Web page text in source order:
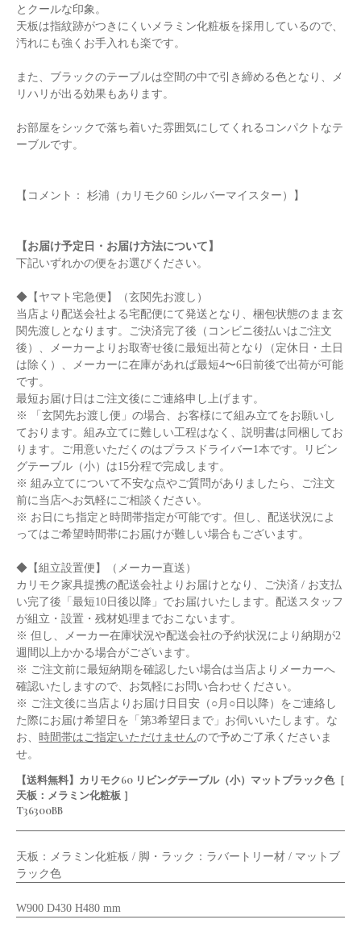
とクールな印象。
天板は指紋跡がつきにくいメラミン化粧板を採用しているので、
汚れにも強くお手入れも楽です。
また、ブラックのテーブルは空間の中で引き締める色となり、メ
リハリが出る効果もあります。
お部屋をシックで落ち着いた雰囲気にしてくれるコンパクトなテ
ーブルです。
【コメント： 杉浦（カリモク60 シルバーマイスター）】
【お届け予定日・お届け方法について】
下記いずれかの便をお選びください。
◆【ヤマト宅急便】（玄関先お渡し）
当店より配送会社よる宅配便にて発送となり、梱包状態のまま玄
関先渡しとなります。ご決済完了後（コンビニ後払いはご注文
後）、メーカーよりお取寄せ後に最短出荷となり（定休日・土日
は除く）、メーカーに在庫があれば最短4〜6日前後で出荷が可能
です。
最短お届け日はご注文後にご連絡申し上げます。
※ 「玄関先お渡し便」の場合、お客様にて組み立てをお願いし
ております。組み立てに難しい工程はなく、説明書は同梱してお
ります。ご用意いただくのはプラスドライバー1本です。リビン
グテーブル（小）は15分程で完成します。
※ 組み立てについて不安な点やご質問がありましたら、ご注文
前に当店へお気軽にご相談ください。
※ お日にち指定と時間帯指定が可能です。但し、配送状況によ
ってはご希望時間帯にお届けが難しい場合もございます。
◆【組立設置便】（メーカー直送）
カリモク家具提携の配送会社よりお届けとなり、ご決済 / お支払
い完了後「最短10日後以降」でお届けいたします。配送スタッフ
が組立・設置・残材処理までおこないます。
※ 但し、メーカー在庫状況や配送会社の予約状況により納期が2
週間以上かかる場合がございます。
※ ご注文前に最短納期を確認したい場合は当店よりメーカーへ
確認いたしますので、お気軽にお問い合わせください。
※ ご注文後に当店よりお届け日目安（○月○日以降）をご連絡し
た際にお届け希望日を「第3希望日まで」お伺いいたします。な
お、 時間帯はご指定いただけませんので予めご了承くださいま
せ。
【送料無料】カリモク60 リビングテーブル（小）マットブラック色［
天板：メラミン化粧板 ］
T36300BB
天板：メラミン化粧板 / 脚・ラック：ラバートリー材 / マットブ
ラック色
W900 D430 H480 mm